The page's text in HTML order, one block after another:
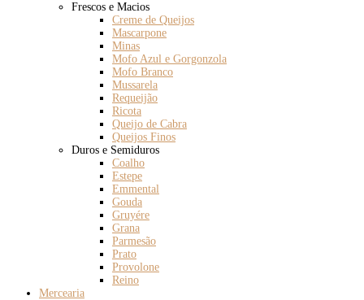
Frescos e Macios
Creme de Queijos
Mascarpone
Minas
Mofo Azul e Gorgonzola
Mofo Branco
Mussarela
Requeijão
Ricota
Queijo de Cabra
Queijos Finos
Duros e Semiduros
Coalho
Estepe
Emmental
Gouda
Gruyére
Grana
Parmesão
Prato
Provolone
Reino
Mercearia